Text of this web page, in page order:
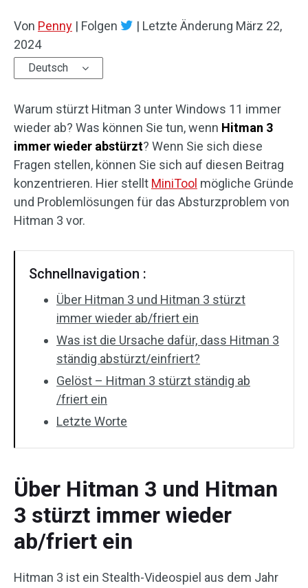
Von Penny | Folgen | Letzte Änderung März 22,
2024
Deutsch
Warum stürzt Hitman 3 unter Windows 11 immer
wieder ab? Was können Sie tun, wenn Hitman 3
immer wieder abstürzt? Wenn Sie sich diese
Fragen stellen, können Sie sich auf diesen Beitrag
konzentrieren. Hier stellt MiniTool mögliche Gründe
und Problemlösungen für das Absturzproblem von
Hitman 3 vor.
Schnellnavigation :
Über Hitman 3 und Hitman 3 stürzt
immer wieder ab/friert ein
Was ist die Ursache dafür, dass Hitman 3
ständig abstürzt/einfriert?
Gelöst – Hitman 3 stürzt ständig ab
/friert ein
Letzte Worte
Über Hitman 3 und Hitman
3 stürzt immer wieder
ab/friert ein
Hitman 3 ist ein Stealth-Videospiel aus dem Jahr